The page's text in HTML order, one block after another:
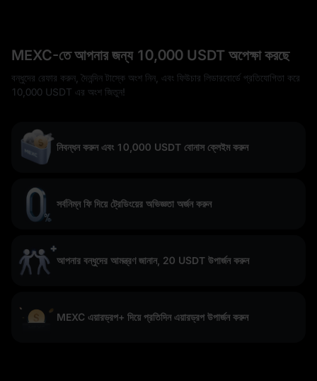
MEXC-তে আপনার জন্য 10,000 USDT অপেক্ষা করছে
বন্ধুদের রেফার করুন, দৈনন্দিন টাস্কে অংশ নিন, এবং ফিউচার লিডারবোর্ডে প্রতিযোগিতা করে
10,000 USDT এর অংশ জিতুন!
নিবন্ধন করুন এবং 10,000 USDT বোনাস ক্লেইম করুন
সর্বনিম্ন ফি দিয়ে ট্রেডিংয়ের অভিজ্ঞতা অর্জন করুন
আপনার বন্ধুদের আমন্ত্রণ জানান, 20 USDT উপার্জন করুন
MEXC এয়ারড্রপ+ দিয়ে প্রতিদিন এয়ারড্রপ উপার্জন করুন